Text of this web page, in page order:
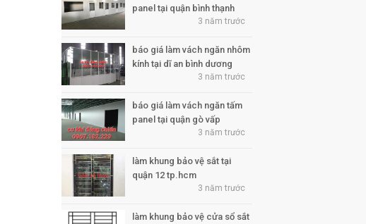
panel tại quận bình thạnh
3 năm trước
báo giá làm vách ngăn nhôm
kính tại dĩ an bình dương
3 năm trước
báo giá làm vách ngăn tấm
panel tại quận gò vấp
3 năm trước
làm khung bảo vệ sắt tại
quận 12 tp.hcm
3 năm trước
làm khung bảo vệ cửa sổ sắt